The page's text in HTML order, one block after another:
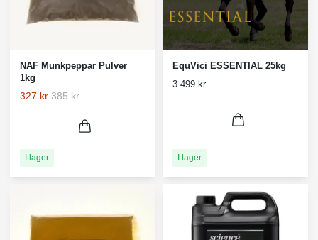
NAF Munkpeppar Pulver
1kg
327 kr 385 kr
I lager
EquVici ESSENTIAL 25kg
3 499 kr
I lager